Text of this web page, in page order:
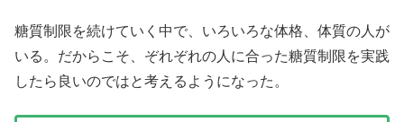
糖質制限を続けていく中で、いろいろな体格、体質の人が
いる。だからこそ、ぞれぞれの人に合った糖質制限を実践
したら良いのではと考えるようになった。